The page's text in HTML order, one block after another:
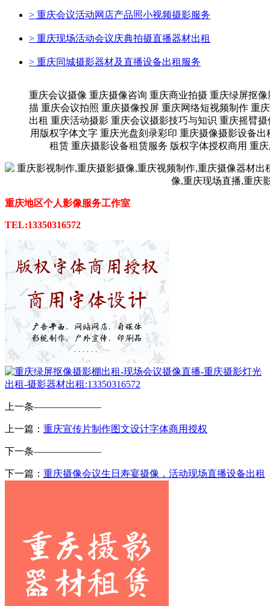
> 重庆会议活动网店产品照小视频摄影服务
> 重庆现场活动会议庆典拍摄直播器材出租
> 重庆同城摄影器材及直播设备出租服务
重庆会议摄像 重庆摄像咨询 重庆商业拍摄 重庆绿屏抠
描 重庆会议拍照 重庆摄像投屏 重庆网络短视频制作 重
出租 重庆活动摄影 重庆会议摄影技巧与知识 重庆摇臂
用版权字体文字 重庆光盘刻录彩印 重庆摄像摄影设备
租赁 重庆摄影设备租赁服务 版权字体授权商用 重
重庆地区个人影像服务工作室
TEL:13350316572
上一条———————
上一篇： 重庆宣传片制作图文设计字体商用授权
下一条———————
下一篇： 重庆摄像会议生日寿宴摄像，活动现场直播设备出租